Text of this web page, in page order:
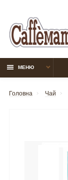
МЕНЮ
Головна Чай